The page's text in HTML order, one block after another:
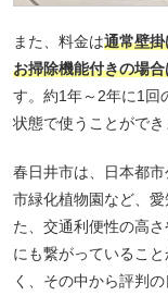
また、料金は通常壁
お掃除機能付きの場
す。約1年～2年に1回
状態で使うことができ
春日井市は、日本都
市緑化植物園など、
た、交通利便性の高
にも繋がっているこ
く、その中から評判